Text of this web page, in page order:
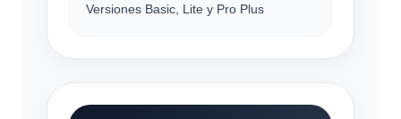
Versiones Basic, Lite y Pro Plus